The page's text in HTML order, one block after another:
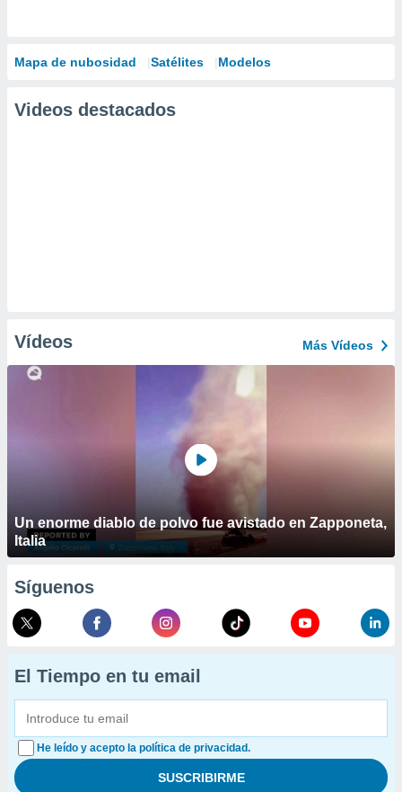
Mapa de nubosidad Satélites Modelos
Videos destacados
Vídeos Más Vídeos
Un enorme diablo de polvo fue avistado en Zapponeta,
Italia
Síguenos
El Tiempo en tu email
He leído y acepto la política de privacidad.